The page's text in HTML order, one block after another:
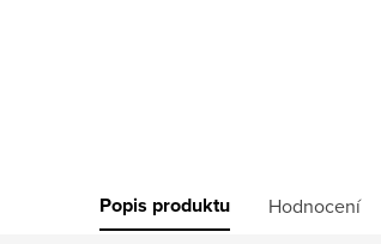
Popis produktu Hodnocení